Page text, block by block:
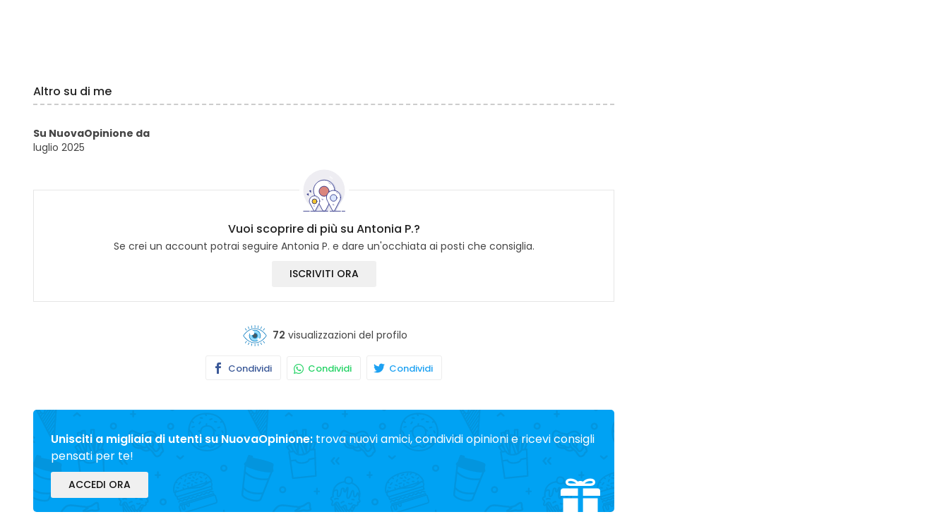
Altro su di me
Su NuovaOpinione da
luglio 2025
Vuoi scoprire di più su Antonia P.?
Se crei un account potrai seguire Antonia P. e dare un'occhiata ai posti che consiglia.
ISCRIVITI ORA
72 visualizzazioni del profilo
Condividi Condividi Condividi
Unisciti a migliaia di utenti su NuovaOpinione: trova nuovi amici, condividi opinioni e ricevi consigli
pensati per te!
ACCEDI ORA